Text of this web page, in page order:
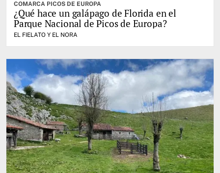
COMARCA PICOS DE EUROPA
¿Qué hace un galápago de Florida en el
Parque Nacional de Picos de Europa?
EL FIELATO Y EL NORA